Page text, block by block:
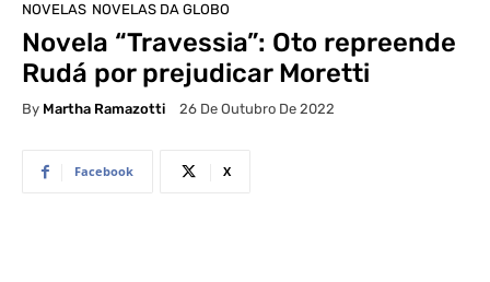
NOVELAS NOVELAS DA GLOBO
Novela “Travessia”: Oto repreende
Rudá por prejudicar Moretti
By Martha Ramazotti 26 De Outubro De 2022
Facebook X